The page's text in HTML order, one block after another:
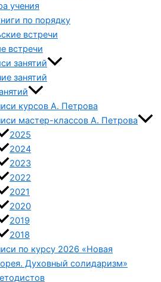
учения
по порядку
встречи
встречи
занятий
занятий
курсов А. Петрова
мастер-классов А. Петрова
2025
2024
2023
2022
2021
2020
2019
2018
по курсу 2026 «Новая
Духовный солидаризм»